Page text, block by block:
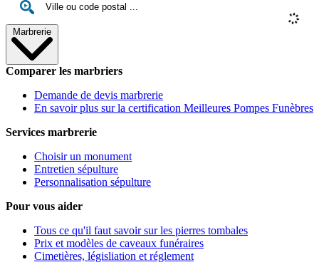
Marbrerie
Comparer les marbriers
Demande de devis marbrerie
En savoir plus sur la certification Meilleures Pompes Funèbres
Services marbrerie
Choisir un monument
Entretien sépulture
Personnalisation sépulture
Pour vous aider
Tous ce qu'il faut savoir sur les pierres tombales
Prix et modèles de caveaux funéraires
Cimetières, législiation et réglement